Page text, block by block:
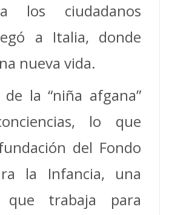
los ciudadanos
a Italia, donde
nueva vida.
la “niña afgana”
lo que
del Fondo
la Infancia, una
que trabaja para